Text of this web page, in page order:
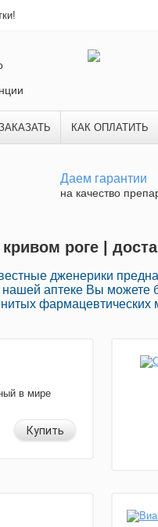
КАК ОПЛАТИТЬ
Даем гарантии
на качество
роге |
дженерики
аптеке Вы можете
фармацевтических
в мире
Купить